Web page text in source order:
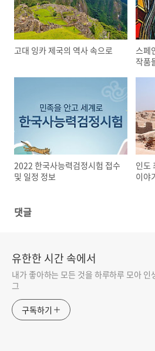
고대 잉카 제국의 역사 속으로
스페
작품
2022 한국사능력검정시험 접수
및 일정 정보
인도
이야
댓글
유한한 시간 속에서
내가 좋아하는 모든 것을 하루하루 모아 인
그
구독하기